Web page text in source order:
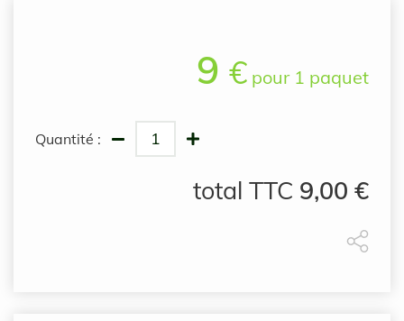
9 € pour 1 paquet
Quantité :
total TTC 9,00 €